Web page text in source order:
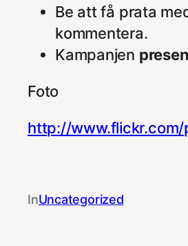
Be att få prata
kommentera.
Kampanjen
Foto
http://
InUncategorized